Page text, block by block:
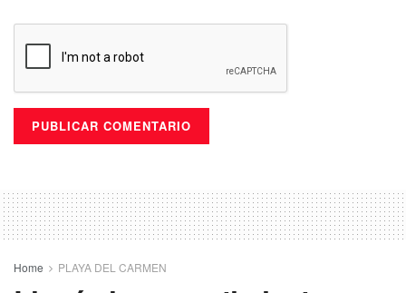
Home PLAYA DEL CARMEN